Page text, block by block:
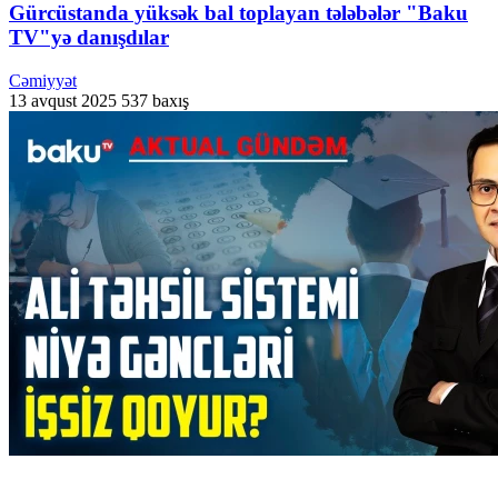
Gürcüstanda yüksək bal toplayan tələbələr "Baku
TV"yə danışdılar
Cəmiyyət
13 avqust 2025 537 baxış